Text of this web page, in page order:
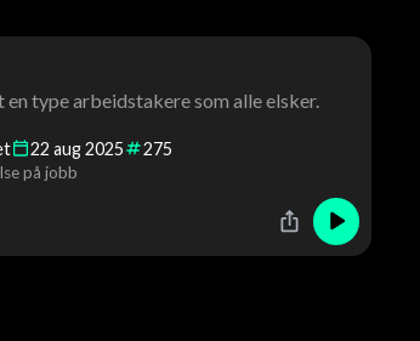
type arbeidstakere som alle elsker.
22 aug2025 275
på jobb